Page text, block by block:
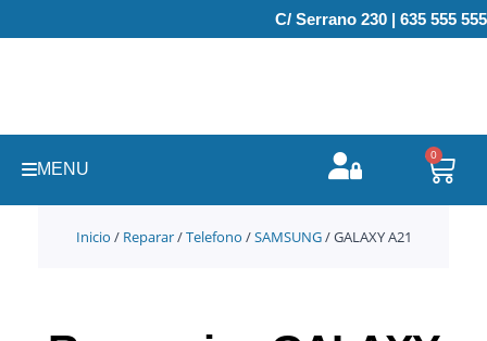
al
C/ Serrano 230 | 635 555 555
MENU
0
Inicio / Reparar/Telefono /SAMSUNG/ GALAXY A21